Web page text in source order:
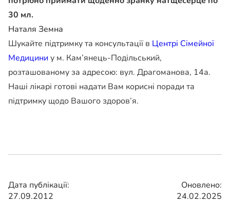
30 мл.
Наталя Земна
Шукайте підтримку та консультації в Центрі Сімейної
Медицини у м. Кам’янець-Подільський,
розташованому за адресою: вул. Драгоманова, 14а.
Наші лікарі готові надати Вам корисні поради та
підтримку щодо Вашого здоров’я.
Дата публікації:
27.09.2012
Оновлено:
24.02.2025